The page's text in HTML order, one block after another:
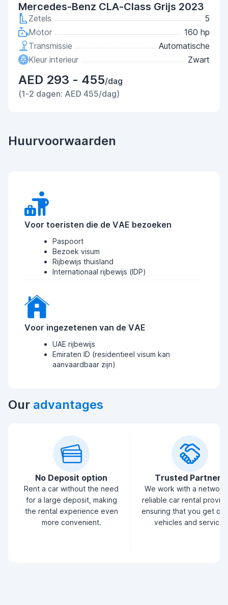
Mercedes-Benz CLA-Class Grijs 2023
Zetels
5
Motor
160 hp
Transmissie
Automatische
Kleur interieur
Zwart
AED 293 - 455/dag
(1-2 dagen: AED 455/dag)
Huurvoorwaarden
Voor toeristen die de VAE bezoeken
Paspoort
Bezoek visum
Rijbewijs thuisland
Internationaal rijbewijs (IDP)
Voor ingezetenen van de VAE
UAE rijbewijs
Emiraten ID (residentieel visum kan
aanvaardbaar zijn)
Our advantages
No Deposit option
Rent a car without the need
for a large deposit, making
the rental experience even
more convenient.
Trusted Partners
We work with a
reliable car rental
ensuring that you get
vehicles and service.